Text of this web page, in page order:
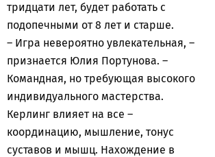
тридцати лет, будет работать с
подопечными от 8 лет и старше.
– Игра невероятно увлекательная, –
признается Юлия Портунова. –
Командная, но требующая высокого
индивидуального мастерства.
Керлинг влияет на все –
координацию, мышление, тонус
суставов и мышц. Нахождение в